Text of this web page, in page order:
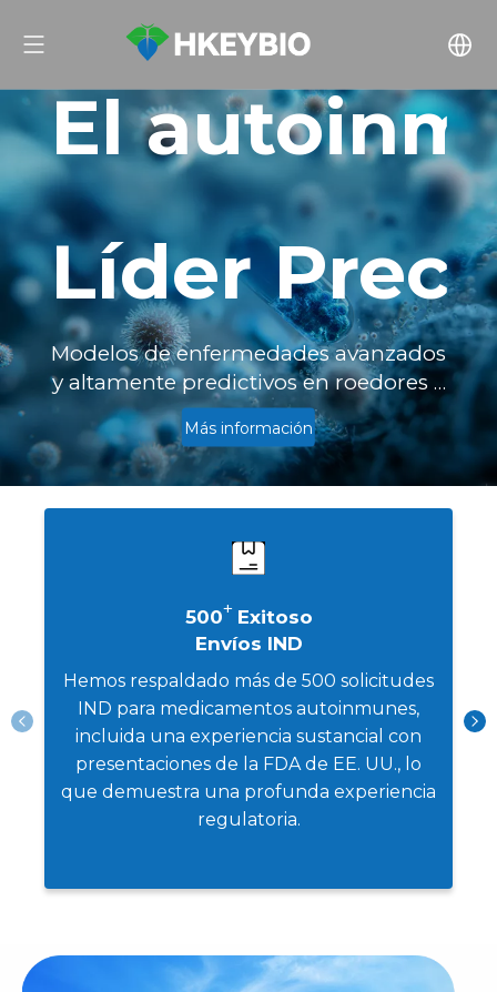
El
Líder
Modelos de enfermedades avanzados
y altamente predictivos en roedores y
NHP, en los que confían innovadores
globales para más de 500
presentaciones de IND, todas bajo los
Más información
500+ Exitoso
Envíos IND
Hemos respaldado más de 500 solicitudes
IND para medicamentos autoinmunes,
incluida una experiencia sustancial con
presentaciones de la FDA de EE. UU., lo
que demuestra una profunda experiencia
regulatoria.